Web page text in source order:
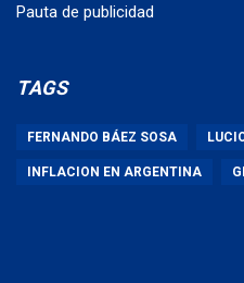
Pauta de publicidad
TAGS
FERNANDO BÁEZ SOSA
INFLACION EN ARGENTINA